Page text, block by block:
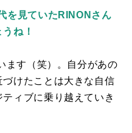
を見ていたRINONさん
ね！
ます（笑）。自分があの
けたことは大きな自信
ィブに乗り越えていき